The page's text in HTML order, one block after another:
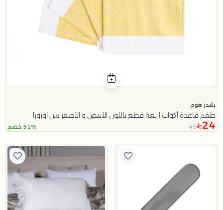
بلندز هوم
طقم قاعدة أكواب اربعة قطع باللون الأبيض و الأصفر من اورورا
24
49 51% خصم